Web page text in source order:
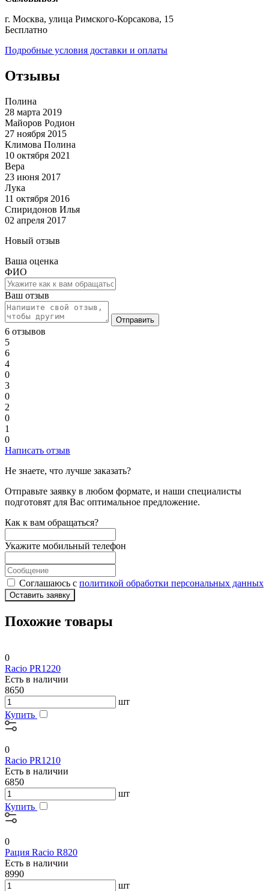
г. Москва, улица Римского-Корсакова, 15
Бесплатно
Подробные условия доставки и оплаты
Отзывы
Полина
28 марта 2019
Майоров Родион
27 ноября 2015
Климова Полина
10 октября 2021
Вера
23 июня 2017
Лука
11 октября 2016
Спиридонов Илья
02 апреля 2017
Новый отзыв
Ваша оценка
ФИО
Ваш отзыв
Отправить
6 отзывов
5
6
4
0
3
0
2
0
1
0
Написать отзыв
Не знаете, что лучше заказать?
Отправьте заявку в любом формате, и наши специалисты
подготовят для Вас оптимальное предложение.
Как к вам обращаться?
Укажите мобильный телефон
Соглашаюсь с политикой обработки персональных данных
Оставить заявку
Похожие товары
0
Racio PR1220
Есть в наличии
8650
шт
Купить
0
Racio PR1210
Есть в наличии
6850
шт
Купить
0
Рация Racio R820
Есть в наличии
8990
шт